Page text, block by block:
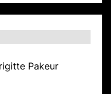
Pakeur